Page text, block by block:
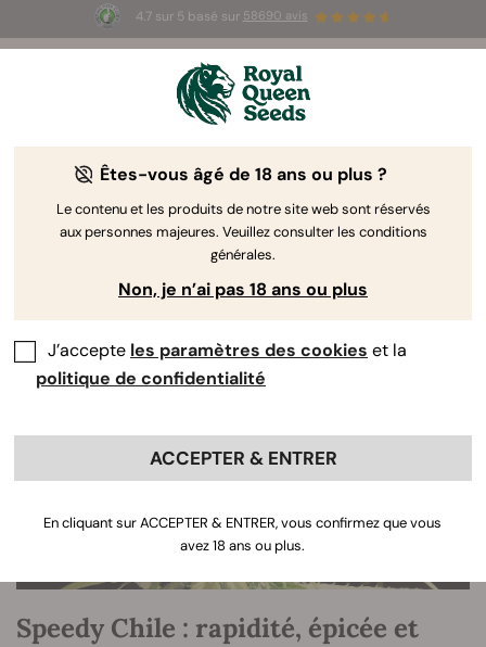
4.7 sur 5 basé sur 58690 avis
3 graines White Widow AutoGRATUITES pour les
The RQS Blog
Articles Cannabis Lifestyle
Speedy Chile : rapidité, épicée et
Êtes-vous âgé de 18 ans ou plus ?
Le contenu et les produits de notre site web sont réservés
aux personnes majeures. Veuillez consulter les conditions
générales.
Non, je n’ai pas 18 ans ou plus
J’accepte les paramètres des cookies et la
politique de confidentialité
ACCEPTER & ENTRER
En cliquant sur ACCEPTER & ENTRER, vous confirmez que vous
avez 18 ans ou plus.